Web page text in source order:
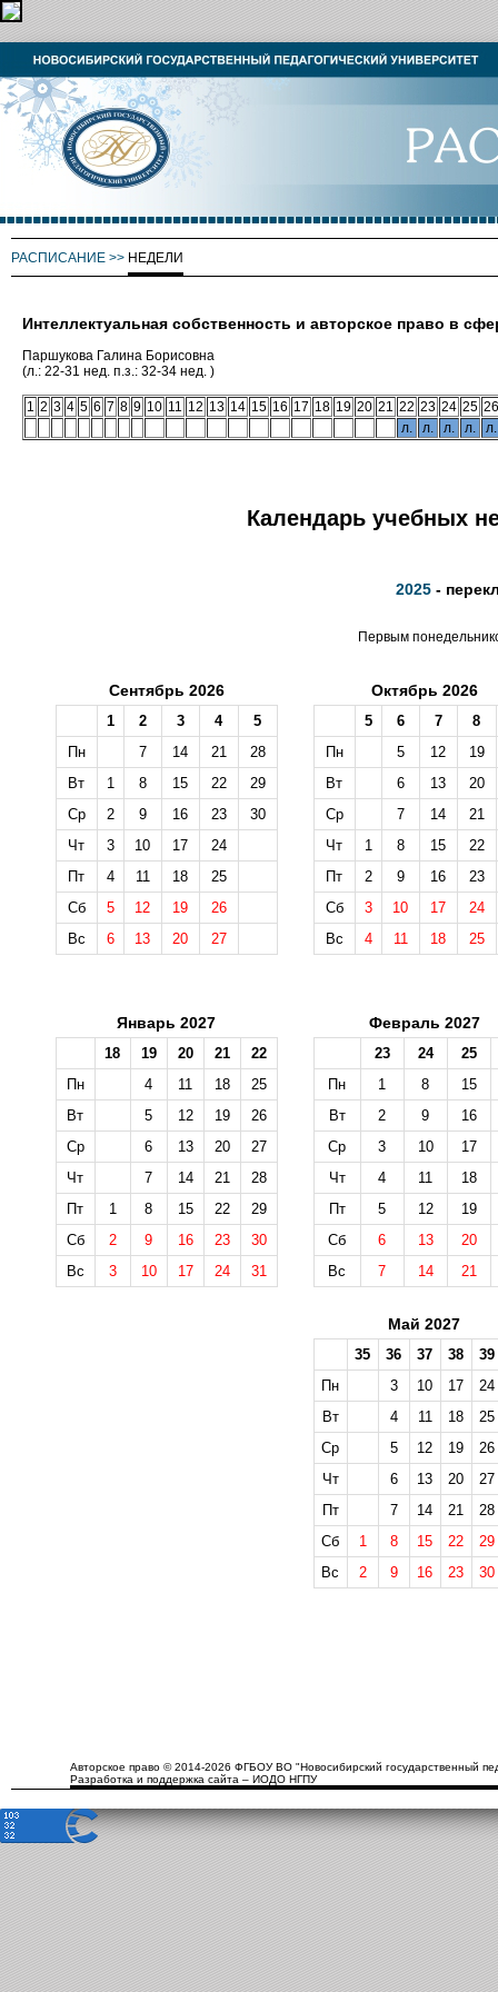
РАСПИСАНИЕ >> НЕДЕЛИ
Интеллектуальная собственность и авторское право в
Паршукова Галина Борисовна
(л.: 22-31 нед. п.з.: 32-34 нед. )
1 2 3 4 5 6 7 8 9 10 11 12 13 14 15 16 17 18 19 20 21 22 23 24 25 26
л.
л. л. л. л.
Календарь учебных
2025 -
Первым
Сентябрь 2026
1 2 3 4
5
Пн
7 14 21
28
Вт
1 8 15 22
29
Ср
2 9 16 23
30
Чт
3 10 17
24
Пт
4 11 18
25
Сб
5 12 19
26
Вс
6 13 20 27
Октябрь 2026
5 6 7
8
Пн
5 12
19
Вт
6 13
20
Ср
7 14
21
Чт
1 8 15
22
Пт
2 9 16
23
Сб
3 10 17
24
Вс
4 11 18 25
Январь 2027
18 19 20 21
22
Пн
4 11 18
25
Вт
5 12 19
26
Ср
6 13 20
27
Чт
7 14 21
28
Пт
1 8 15 22
29
Сб
2 9 16 23
30
Вс
3 10 17 24 31
Февраль 2027
23 24
25
Пн
1 8
15
Вт
2 9
16
Ср
3 10
17
Чт
4 11
18
Пт
5 12
19
Сб
6 13
20
Вс
7 14 21
Май 2027
35 36 37 38
39
Пн
3 10 17
24
Вт
4 11 18
25
Ср
5 12 19
26
Чт
6 13 20
27
Пт
7 14 21
28
Сб
1 8 15 22
29
Вс
2 9 16 23 30
Авторское право © 2014-2026 ФГБОУ ВО "Новосибирский государственный
Разработка и поддержка сайта – ИОДО НГПУ